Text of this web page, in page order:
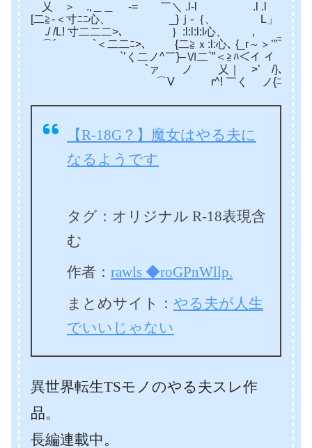
乂 ＞ .,＿＿ -= ￣＼ .l-l .l .l l-l /
[二≧-＜寸ﾆﾆ心、 _}ｊ-｛、 L」 l-
./ /L! 寸二二二>､ ｝:l:l:l:l心、 ,
⌒´ `＜二二ﾆ>､ {二≧ｘ:l:心､ {_r～＞
`’く二ノ^￣}–Ⅵ二`”＜≧ﾊ＜イ
`ァ ノ 乂｜ >’ /}､ ㍉__}
⌒V r^! ￣く ノ{ﾆ>､／｛
【R-18G？】魔女はやる夫に
なるようです
タグ：オリジナル R-18表現含
む
作者： rawls ◆roGPnWllp.
まとめサイト： やる夫が人生
でいいじゃない
異世界転生TSモノのやる夫スレ作
品。
長編連載中。